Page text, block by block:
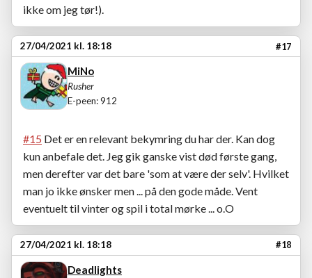
ikke om jeg tør!).
27/04/2021 kl. 18:18 #17
MiNo
Rusher
E-peen: 912
#15 Det er en relevant bekymring du har der. Kan dog
kun anbefale det. Jeg gik ganske vist død første gang,
men derefter var det bare 'som at være der selv'. Hvilket
man jo ikke ønsker men ... på den gode måde. Vent
eventuelt til vinter og spil i total mørke ... o.O
27/04/2021 kl. 18:18 #18
Deadlights